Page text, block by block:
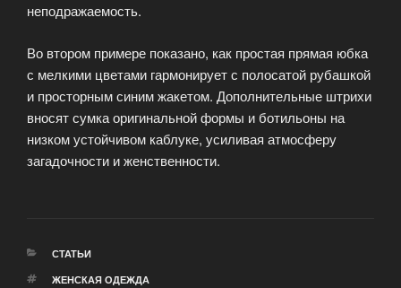
неподражаемость.
Во втором примере показано, как простая прямая юбка
с мелкими цветами гармонирует с полосатой рубашкой
и просторным синим жакетом. Дополнительные штрихи
вносят сумка оригинальной формы и ботильоны на
низком устойчивом каблуке, усиливая атмосферу
загадочности и женственности.
РУБРИКИ
СТАТЬИ
МЕТКИ
ЖЕНСКАЯ ОДЕЖДА